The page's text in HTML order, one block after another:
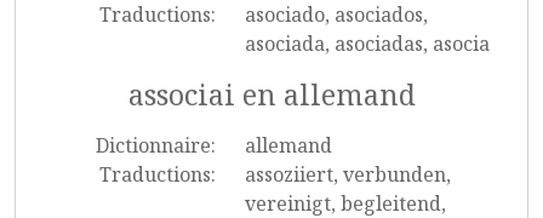
Traductions:
asociado, asociados,
asociada, asociadas, asocia
associai en allemand
Dictionnaire:
allemand
Traductions:
assoziiert, verbunden,
vereinigt, begleitend,